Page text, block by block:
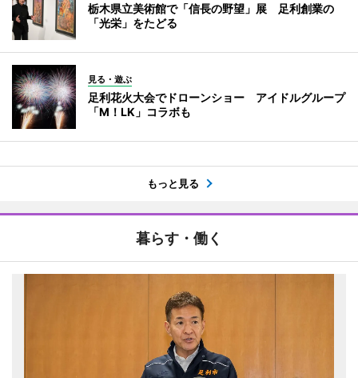
栃木県立美術館で「信長の野望」展 足利創業の
「光栄」をたどる
見る・遊ぶ
足利花火大会でドローンショー アイドルグループ
「M！LK」コラボも
もっと見る
暮らす・働く